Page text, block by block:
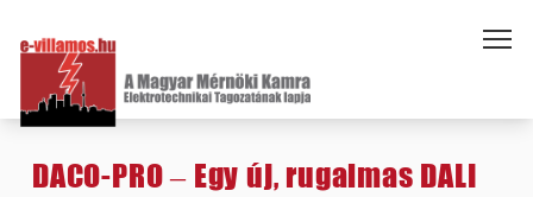
DACO-PRO – Egy új, rugalmas DALI